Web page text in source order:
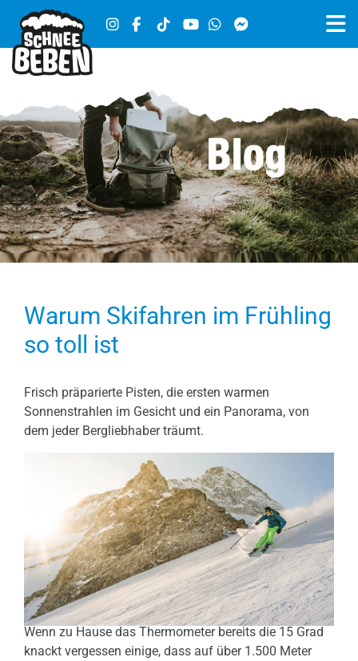
Warum Skifahren im Frühling
so toll ist
Frisch präparierte Pisten, die ersten warmen
Sonnenstrahlen im Gesicht und ein Panorama, von
dem jeder Bergliebhaber träumt.
Wenn zu Hause das Thermometer bereits die 15 Grad
knackt vergessen einige, dass auf über 1.500 Meter